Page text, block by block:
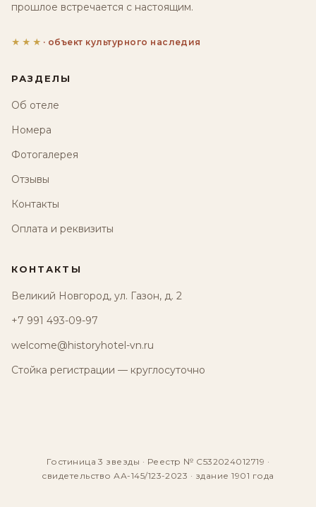
прошлое встречается с настоящим.
★★★ · объект культурного наследия
РАЗДЕЛЫ
Об отеле
Номера
Фотогалерея
Отзывы
Контакты
Оплата и реквизиты
КОНТАКТЫ
Великий Новгород, ул. Газон, д. 2
+7 991 493-09-97
welcome@historyhotel-vn.ru
Стойка регистрации — круглосуточно
Гостиница 3 звезды · Реестр № С532024012719 ·
свидетельство АА-145/123-2023 · здание 1901 года